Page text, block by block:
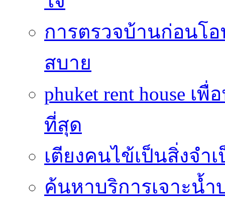
การตรวจบ้านก่อนโ
สบาย
phuket rent house
ที่สุด
เตียงคนไข้เป็นสิ่งจำ
ค้นหาบริการเจาะน้